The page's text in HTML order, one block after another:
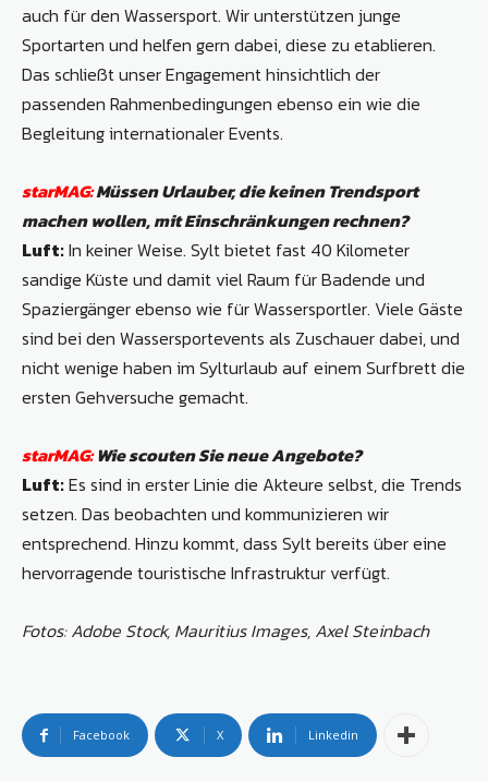
auch für den Wassersport. Wir unterstützen junge
Sportarten und helfen gern dabei, diese zu etablieren.
Das schließt unser Engagement hinsichtlich der
passenden Rahmenbedingungen ebenso ein wie die
Begleitung internationaler Events.
starMAG:Müssen Urlauber, die keinen Trendsport
machen wollen, mit Einschränkungen rechnen?
Luft:In keiner Weise. Sylt bietet fast 40 Kilo­meter
sandige Küste und damit viel Raum für Badende und
Spaziergänger ebenso wie für Wassersportler. Viele Gäste
sind bei den Wassersportevents als Zuschauer dabei, und
nicht wenige haben im Sylturlaub auf einem Surfbrett die
ersten Gehversuche gemacht.
starMAG:Wie scouten Sie neue Angebote?
Luft:Es sind in erster Linie die Akteure selbst, die Trends
setzen. Das beobachten und kommunizieren wir
entsprechend. Hinzu kommt, dass Sylt bereits über eine
hervorragende touristische Infrastruktur verfügt.
Fotos: Adobe Stock, Mauritius Images, Axel Steinbach
Facebook X Linkedin